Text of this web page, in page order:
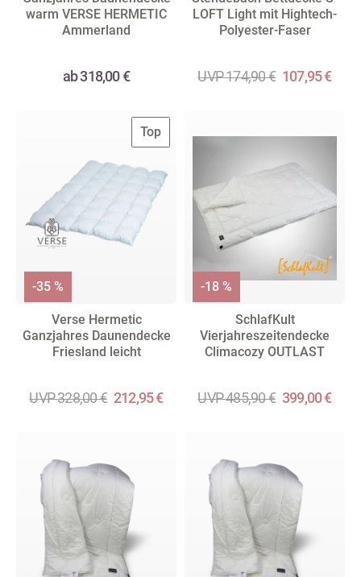
warm VERSE HERMETIC
Ammerland
ab 318,00 €
LOFT Light mit Hightech-
Polyester-Faser
UVP 174,90 € 107,95 €
Top
Verse Hermetic
Ganzjahres Daunendecke
Friesland leicht
UVP 328,00 € 212,95 €
-35 %
SchlafKult
Vierjahreszeitendecke
Climacozy OUTLAST
UVP 485,90 € 399,00 €
-18 %